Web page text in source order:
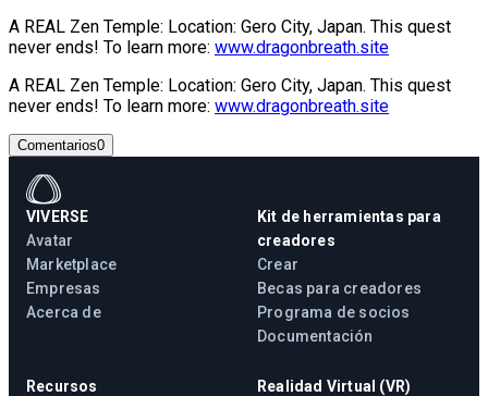
A REAL Zen Temple: Location: Gero City, Japan. This quest
never ends! To learn more: www.dragonbreath.site
A REAL Zen Temple: Location: Gero City, Japan. This quest
never ends! To learn more: www.dragonbreath.site
Comentarios0
VIVERSE
Avatar
Marketplace
Empresas
Acerca de
Kit de herramientas para
creadores
Crear
Becas para creadores
Programa de socios
Documentación
Recursos
Realidad Virtual (VR)